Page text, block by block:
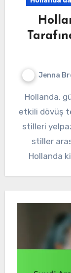
Jenna
Hollanda, güç ve hassasiyeti harmanlayarak
etkili dövüş
stilleri
stiller
Hollanda